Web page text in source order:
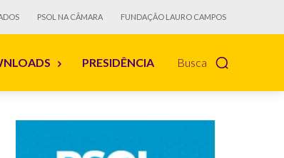
PSOL NA CÂMARA FUNDAÇÃO LAURO CAMPOS
Busca
PRESIDÊNCIA